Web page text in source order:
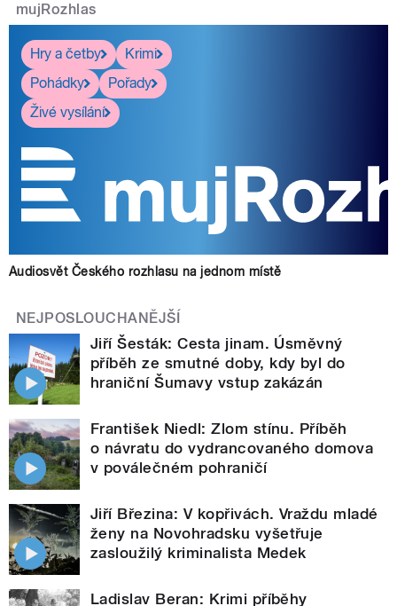
mujRozhlas
Hry a četby
Krimi
Pohádky
Pořady
Živé vysílání
Audiosvět Českého rozhlasu na jednom místě
NEJPOSLOUCHANĚJŠÍ
Jiří Šesták: Cesta jinam. Úsměvný
příběh ze smutné doby, kdy byl do
hraniční Šumavy vstup zakázán
František Niedl: Zlom stínu. Příběh
o návratu do vydrancovaného domova
v poválečném pohraničí
Jiří Březina: V kopřivách. Vraždu mladé
ženy na Novohradsku vyšetřuje
zasloužilý kriminalista Medek
Ladislav Beran: Krimi příběhy